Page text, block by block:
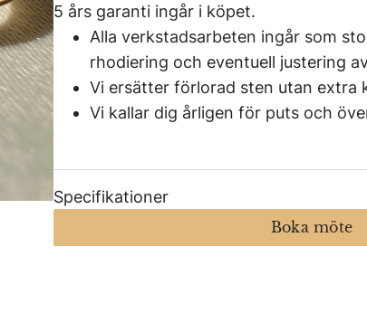
5 års garanti ingår i köpet.
Alla verkstadsarbeten ingår som
rhodiering och eventuell justering
Vi ersätter förlorad sten utan extra
Vi kallar dig årligen för puts och
Specifikationer
Boka möte